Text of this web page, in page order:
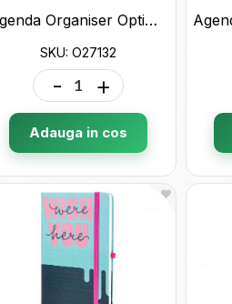
Agenda Organiser Optima (cu placa metal) O27132
SKU: O27132
- +
Adauga in cos